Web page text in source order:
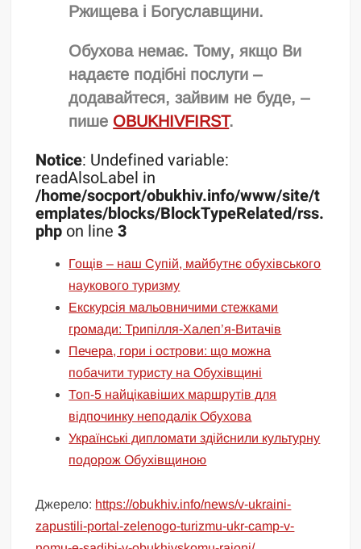
Ржищева і Богуславщини.
Обухова немає. Тому, якщо Ви
надаєте подібні послуги –
додавайтеся, зайвим не буде, –
пише OBUKHIVFIRST.
Notice: Undefined variable:
readAlsoLabel in
/home/socport/obukhiv.info/www/site/t
emplates/blocks/BlockTypeRelated/rss.
php on line3
Гощів – наш Супій, майбутнє обухівського
наукового туризму
Екскурсія мальовничими стежками
громади: Трипілля-Халеп’я-Витачів
Печера, гори і острови: що можна
побачити туристу на Обухівщині
Топ-5 найцікавіших маршрутів для
відпочинку неподалік Обухова
Українські дипломати здійснили культурну
подорож Обухівщиною
Джерело: https://obukhiv.info/news/v-ukraini-
zapustili-portal-zelenogo-turizmu-ukr-camp-v-